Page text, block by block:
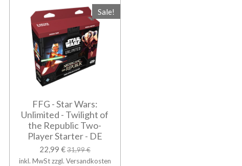
Sale!
FFG - Star Wars:
Unlimited - Twilight of
the Republic Two-
Player Starter - DE
22,99 €31,99 €
inkl. MwSt zzgl. Versandkosten